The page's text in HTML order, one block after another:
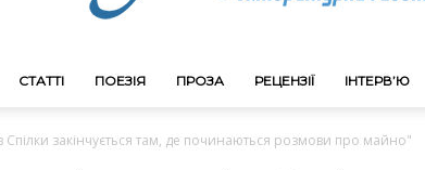
СТАТТІ ПОЕЗІЯ ПРОЗА РЕЦЕНЗІЇ ІНТЕРВ’Ю
Спілки закінчується там, де починаються розмови про майно"